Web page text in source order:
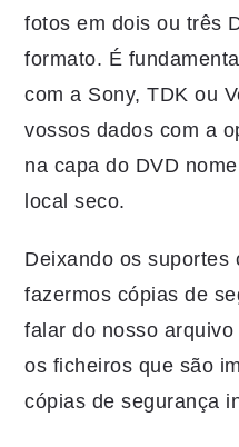
fotos em dois ou três
formato. É
com a Sony, TDK ou
vossos dados com a
na capa do DVD
local seco.
Deixando os suportes
fazermos cópias de
falar do nosso
os ficheiros que são
cópias de segurança